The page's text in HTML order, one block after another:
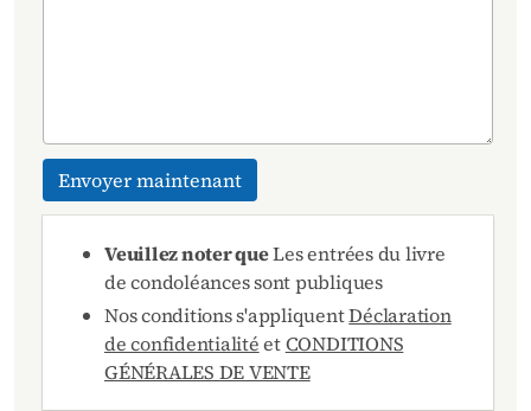
Envoyer maintenant
Veuillez noter queLes entrées du livre
de condoléances sont publiques
Nos conditions s'appliquentDéclaration
de confidentialitéetCONDITIONS
GÉNÉRALES DE VENTE